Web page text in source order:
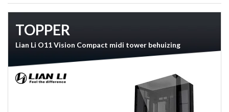
TOPPER
Lian Li O11 Vision Compact midi tower behuizing